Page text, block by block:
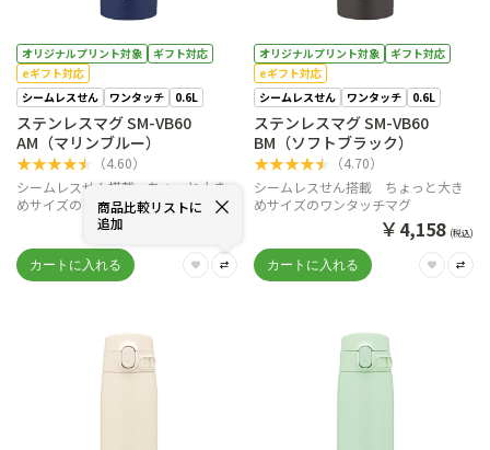
オリジナルプリント対象
ギフト対応
eギフト対応
シームレスせん
ワンタッチ 0.6L
ステンレスマグ SM-VB60
AM（マリンブルー）
★★★★★ （4.60）
シームレスせん搭載 ちょっと大き
めサイズのワンタッチマグ
商品比較リストに
追加
オリジナルプリント対象
ギフト対応
eギフト対応
シームレスせん
ワンタッチ 0.6L
ステンレスマグ SM-VB60
BM（ソフトブラック）
★★★★★ （4.70）
シームレスせん搭載 ちょっと大き
めサイズのワンタッチマグ
￥4,158 (税込)